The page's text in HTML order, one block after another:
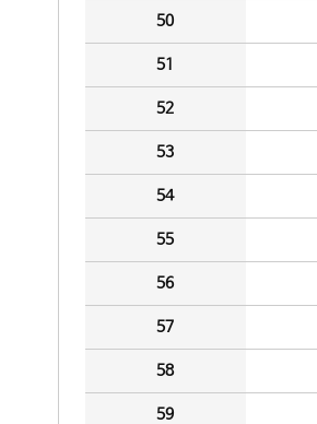
50
51
52
53
54
55
56
57
58
59